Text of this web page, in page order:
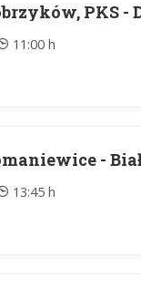
PKS -
11:00 h
-
13:45 h